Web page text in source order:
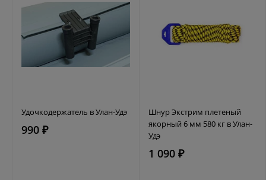
Удочкодержатель в Улан-Удэ
990 ₽
Шнур Экстрим плетеный
якорный 6 мм 580 кг в Улан-
Удэ
1 090 ₽